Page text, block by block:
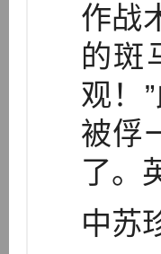
作战
的斑
观！
被俘
了。
中苏